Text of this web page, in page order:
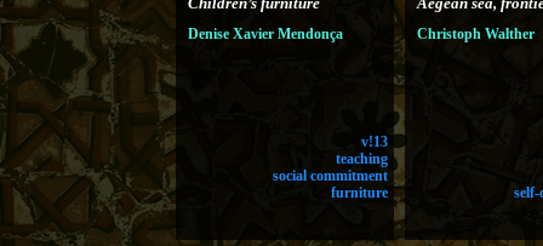
Denise Xavier Mendonça
v!13
teaching
social commitment
furniture
Christoph Walther